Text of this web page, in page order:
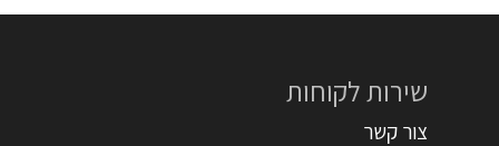
שירות לקוחות
צור קשר